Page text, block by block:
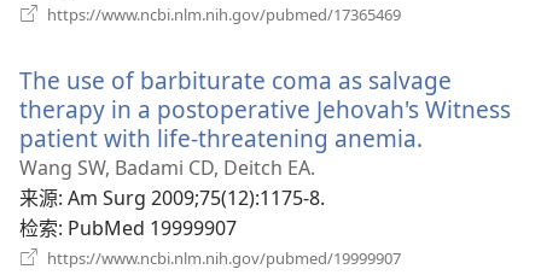
https://www.ncbi.nlm.nih.gov/pubmed/17365469
窗
口）
The use of barbiturate coma as salvage
therapy in a postoperative Jehovah's Witness
patient with life-threatening anemia.
Wang SW, Badami CD, Deitch EA.
来源‎: Am Surg 2009;75(12):1175-8.
检索‎: PubMed 19999907
https://www.ncbi.nlm.nih.gov/pubmed/19999907